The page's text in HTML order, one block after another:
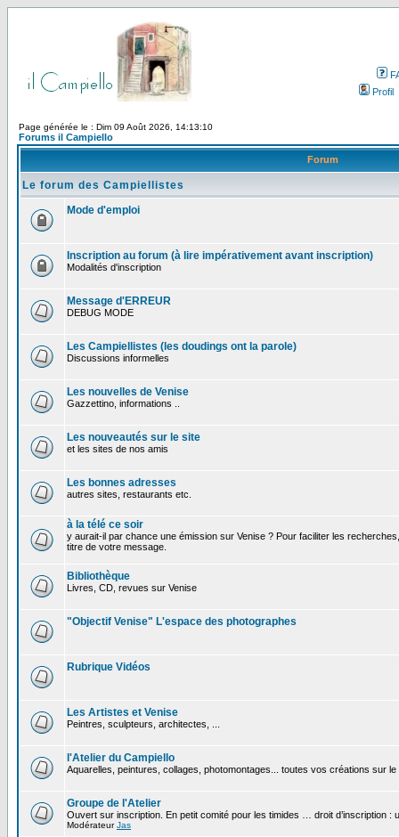
Profil
Page générée le : Dim 09 Août 2026, 14:13:10
Forums il Campiello
Forum
Le forum des Campiellistes
Mode d'emploi
Inscription au forum (à lire impérativement avant inscription)
Modalités d'inscription
Message d'ERREUR
DEBUG MODE
Les Campiellistes (les doudings ont la parole)
Discussions informelles
Les nouvelles de Venise
Gazzettino, informations ..
Les nouveautés sur le site
et les sites de nos amis
Les bonnes adresses
autres sites, restaurants etc.
à la télé ce soir
y aurait-il par chance une émission sur Venise ? Pour faciliter les
titre de votre message.
Bibliothèque
Livres, CD, revues sur Venise
"Objectif Venise" L'espace des photographes
Rubrique Vidéos
Les Artistes et Venise
Peintres, sculpteurs, architectes, ...
l'Atelier du Campiello
Aquarelles, peintures, collages, photomontages... toutes vos créations sur le
Groupe de l'Atelier
Ouvert sur inscription. En petit comité pour les timides … droit d’inscription :
ModérateurJas